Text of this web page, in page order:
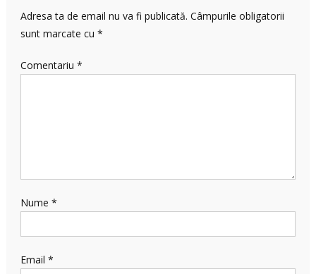
Adresa ta de email nu va fi publicată. Câmpurile obligatorii
sunt marcate cu *
Comentariu *
Nume *
Email *